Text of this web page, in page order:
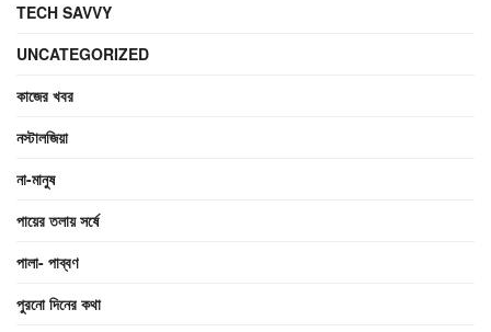
TECH SAVVY
UNCATEGORIZED
কাজের খবর
নস্টালজিয়া
না-মানুষ
পায়ের তলায় সর্ষে
পালা- পাব্বণ
পুরনো দিনের কথা